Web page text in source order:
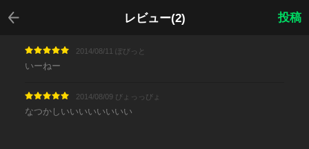
レビュー(2)
戻る
投稿
2014/08/11 ぽびっと
いーねー
2014/08/09 びょっっびょ
なつかしいいいいいいいい